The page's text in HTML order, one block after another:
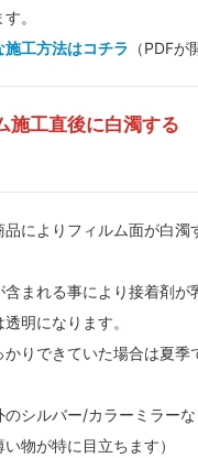
。
施工方法はコチラ （PDFが
施工直後に白濁する
品によりフィルム面が白濁
含まれる事により接着剤が
明になります。
かりできていた場合は夏季
のシルバー/カラーミラー
物が特に目立ちます）